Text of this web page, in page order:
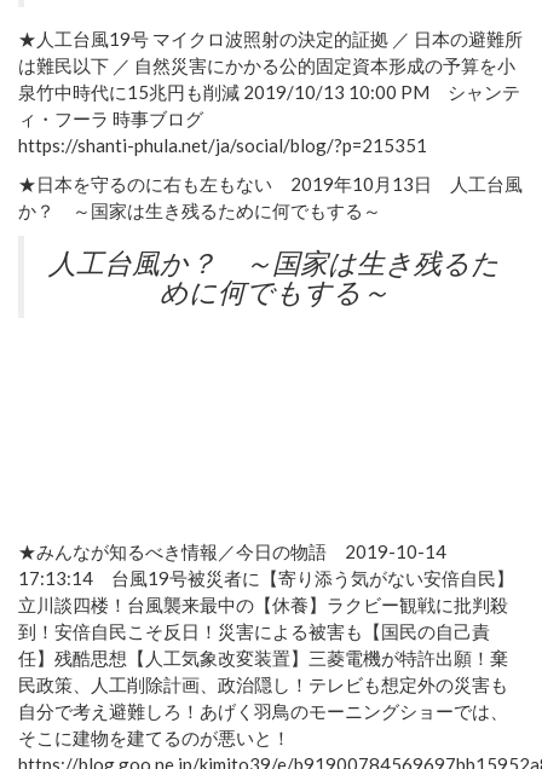
— 智子＠第４４４代目
(@UF_dynasty)October 15, 2019
★人工台風19号 マイクロ波照射の決定的証拠 ／ 日本の避難所
は難民以下 ／ 自然災害にかかる公的固定資本形成の予算を小
泉竹中時代に15兆円も削減 2019/10/13 10:00 PM シャンテ
ィ・フーラ 時事ブログ
https://shanti-phula.net/ja/social/blog/?p=215351
★日本を守るのに右も左もない 2019年10月13日 人工台風
か？ ～国家は生き残るために何でもする～
人工台風か？ ～国家は生き残るた
めに何でもする～
★みんなが知るべき情報／今日の物語 2019-10-14
17:13:14 台風19号被災者に【寄り添う気がない安倍自民】
立川談四楼！台風襲来最中の【休養】ラクビー観戦に批判殺
到！安倍自民こそ反日！災害による被害も【国民の自己責
任】残酷思想【人工気象改変装置】三菱電機が特許出願！棄
民政策、人工削除計画、政治隠し！テレビも想定外の災害も
自分で考え避難しろ！あげく羽鳥のモーニングショーでは、
そこに建物を建てるのが悪いと！
https://blog.goo.ne.jp/kimito39/e/